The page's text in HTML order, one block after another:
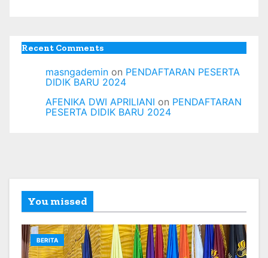
Recent Comments
masngademin on PENDAFTARAN PESERTA
DIDIK BARU 2024
AFENIKA DWI APRILIANI on PENDAFTARAN
PESERTA DIDIK BARU 2024
You missed
BERITA